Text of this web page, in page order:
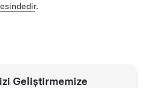
.
Geliştirmemize